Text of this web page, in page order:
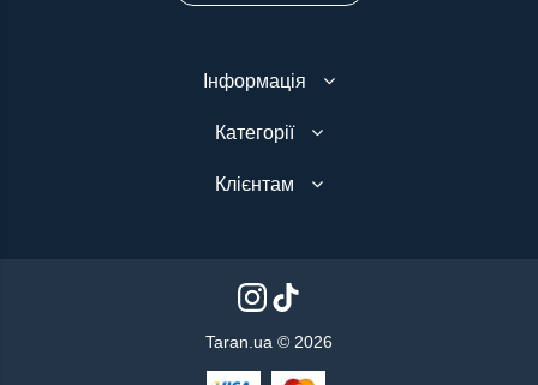
Інформація
Категорії
Клієнтам
Taran.ua © 2026